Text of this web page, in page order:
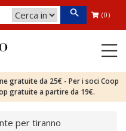
(0)
gratuite da 25€ - Per i soci Coop
gratuite a partire da 19€.
per tiranno